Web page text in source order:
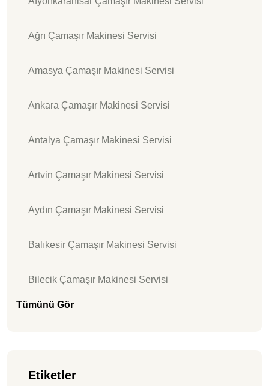
Ağrı Çamaşır Makinesi Servisi
Amasya Çamaşır Makinesi Servisi
Ankara Çamaşır Makinesi Servisi
Antalya Çamaşır Makinesi Servisi
Artvin Çamaşır Makinesi Servisi
Aydın Çamaşır Makinesi Servisi
Balıkesir Çamaşır Makinesi Servisi
Bilecik Çamaşır Makinesi Servisi
Tümünü Gör
Etiketler